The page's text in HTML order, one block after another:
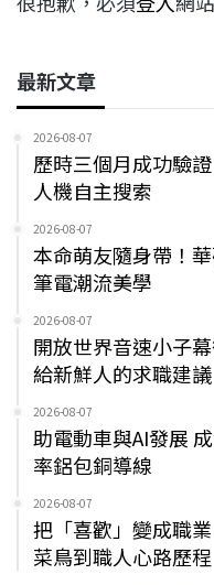
最新文章
2026-08-07
歷時三個月成功驗
人機自主搜索
2026-08-07
本命萌友隨身帶！
筆電潮流美學
2026-08-07
開放世界音速小子
給新鮮人的求職建議
2026-08-07
助電動車與AI發展
率鋁包銅導線
2026-08-07
把「喜歡」變成職
菜鳥到職人心路歷程